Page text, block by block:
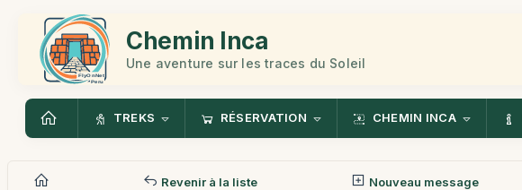
Chemin Inca
Une aventure sur les traces du Soleil
TREKS RÉSERVATION CHEMIN INCA
Revenir à la liste Nouveau message